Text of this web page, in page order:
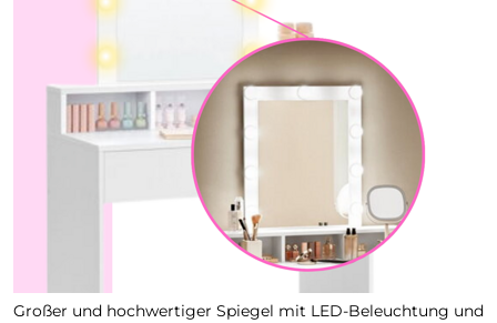
Großer und hochwertiger Spiegel mit LED-Beleuchtung und